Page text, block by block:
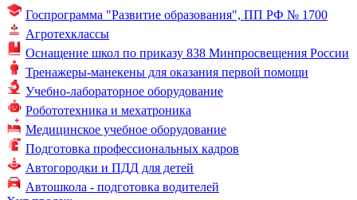
Госпрограмма "Развитие образования", ПП РФ № 1700
Агротехклассы
Оснащение школ по приказу 838 Минпросвещения России
Тренажеры-манекены для оказания первой помощи
Учебно-лабораторное оборудование
Робототехника и мехатроника
Медицинское учебное оборудование
Подготовка профессиональных кадров
Автогородки и ПДД для детей
Автошкола - подготовка водителей